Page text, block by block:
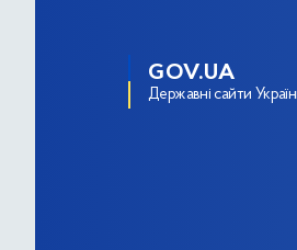
GOV.UA
Державні сайти